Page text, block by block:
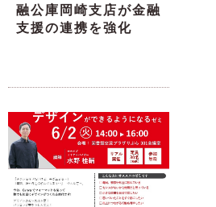
融公庫岡崎支店が金融
支援の連携を強化